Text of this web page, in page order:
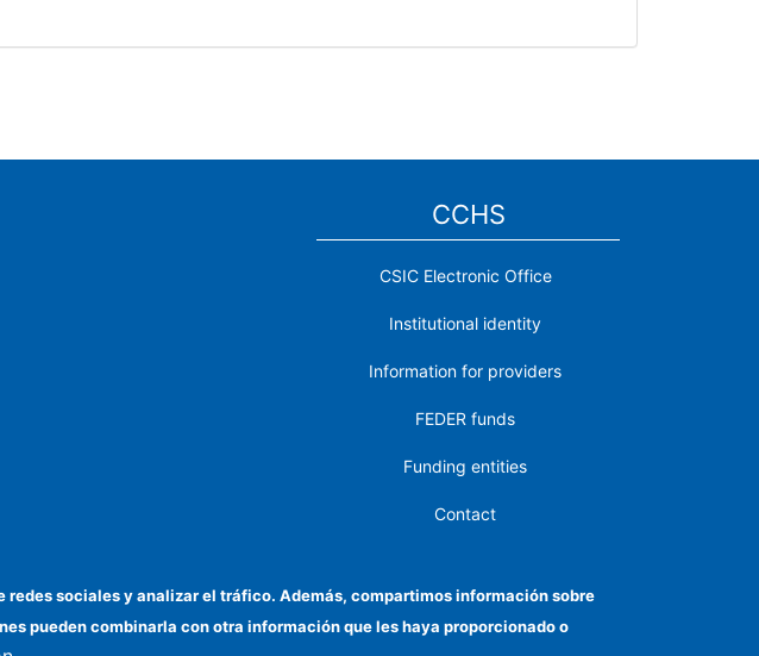
CCHS
CSIC Electronic Office
Institutional identity
Information for providers
FEDER funds
Funding entities
Contact
sociales y analizar el tráfico. Además, compartimos información sobre
pueden combinarla con otra información que les haya proporcionado o